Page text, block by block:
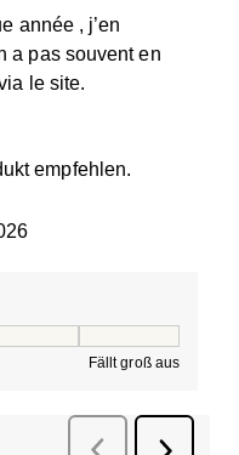
année , j’en
a pas souvent en
le site.
empfehlen.
Fällt groß aus
Zurück Bewertungen